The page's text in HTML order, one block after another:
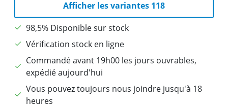
Afficher les variantes 118
98,5% Disponible sur stock
Vérification stock en ligne
Commandé avant 19h00 les jours ouvrables,
expédié aujourd'hui
Vous pouvez toujours nous joindre jusqu'à 18
heures